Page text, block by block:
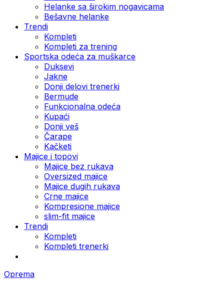
Helanke sa širokim nogavicama
Bešavne helanke
Trendi
Kompleti
Kompleti za trening
Sportska odeća za muškarce
Duksevi
Jakne
Donji delovi trenerki
Bermude
Funkcionalna odeća
Kupaći
Donji veš
Čarape
Kačketi
Majice i topovi
Majice bez rukava
Oversized majice
Majice dugih rukava
Crne majice
Kompresione majice
slim-fit majice
Trendi
Kompleti
Kompleti trenerki
Oprema